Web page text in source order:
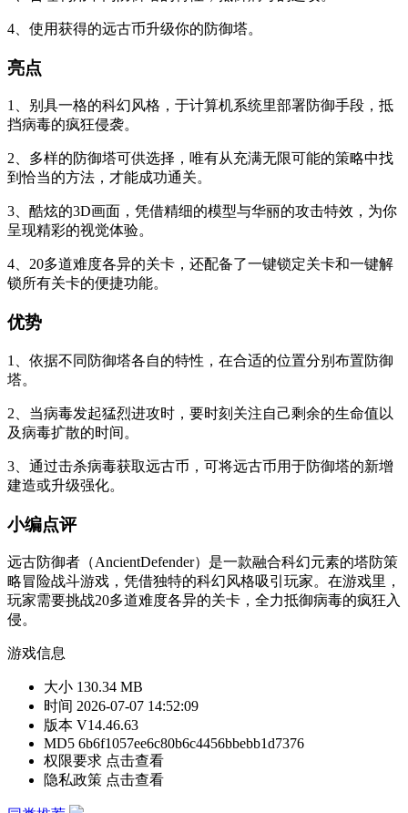
4、使用获得的远古币升级你的防御塔。
亮点
1、别具一格的科幻风格，于计算机系统里部署防御手段，抵
挡病毒的疯狂侵袭。
2、多样的防御塔可供选择，唯有从充满无限可能的策略中找
到恰当的方法，才能成功通关。
3、酷炫的3D画面，凭借精细的模型与华丽的攻击特效，为你
呈现精彩的视觉体验。
4、20多道难度各异的关卡，还配备了一键锁定关卡和一键解
锁所有关卡的便捷功能。
优势
1、依据不同防御塔各自的特性，在合适的位置分别布置防御
塔。
2、当病毒发起猛烈进攻时，要时刻关注自己剩余的生命值以
及病毒扩散的时间。
3、通过击杀病毒获取远古币，可将远古币用于防御塔的新增
建造或升级强化。
小编点评
远古防御者（AncientDefender）是一款融合科幻元素的塔防策
略冒险战斗游戏，凭借独特的科幻风格吸引玩家。在游戏里，
玩家需要挑战20多道难度各异的关卡，全力抵御病毒的疯狂入
侵。
游戏信息
大小 130.34 MB
时间 2026-07-07 14:52:09
版本 V14.46.63
MD5 6b6f1057ee6c80b6c4456bbebb1d7376
权限要求 点击查看
隐私政策 点击查看